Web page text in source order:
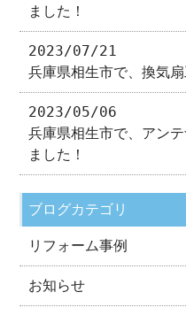
ました！
2023/07/21
兵庫県相生市で、換気
2023/05/06
兵庫県相生市で、アン
ました！
ブログカテゴリ
リフォーム事例
お知らせ